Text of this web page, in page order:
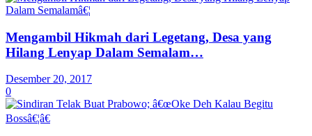
Mengambil Hikmah dari Legetang, Desa yang
Hilang Lenyap Dalam Semalam…
Desember 20, 2017
0